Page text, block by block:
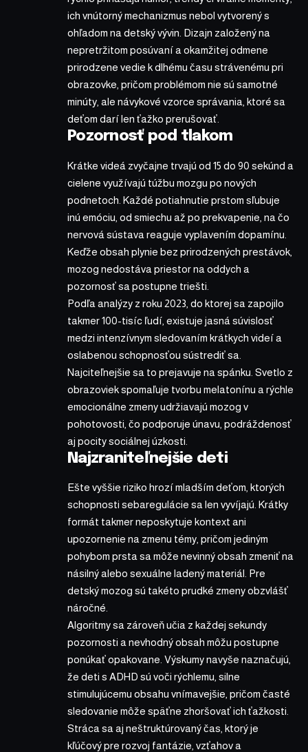
ich vnútorný mechanizmus nebol vytvorený s
ohľadom na detský vývin. Dizajn založený na
nepretržitom posúvaní a okamžitej odmene
prirodzene vedie k dlhému času strávenému pri
obrazovke, pričom problémom nie sú samotné
minúty, ale návykové vzorce správania, ktoré sa
deťom darí len ťažko prerušovať.
Pozornosť pod tlakom
Krátke videá zvyčajne trvajú od 15 do 90 sekúnd a
cielene využívajú túžbu mozgu po nových
podnetoch. Každé potiahnutie prstom sľubuje
inú emóciu, od smiechu až po prekvapenie, na čo
nervová sústava reaguje vyplavením dopamínu.
Keďže obsah plynie bez prirodzených prestávok,
mozog nedostáva priestor na oddych a
pozornosť sa postupne triešti.
Podľa analýzy z roku 2023, do ktorej sa zapojilo
takmer 100-tisíc ľudí, existuje jasná súvislosť
medzi intenzívnym sledovaním krátkych videí a
oslabenou schopnosťou sústrediť sa.
Najciteľnejšie sa to prejavuje na spánku. Svetlo z
obrazoviek spomaľuje tvorbu melatonínu a rýchle
emocionálne zmeny udržiavajú mozog v
pohotovosti, čo podporuje únavu, podráždenosť
aj pocity sociálnej úzkosti.
Najzraniteľnejšie deti
Ešte vyššie riziko hrozí mladším deťom, ktorých
schopnosti sebaregulácie sa len vyvíjajú. Krátky
formát takmer neposkytuje kontext ani
upozornenie na zmenu témy, pričom jediným
pohybom prsta sa môže nevinný obsah zmeniť na
násilný alebo sexuálne ladený materiál. Pre
detský mozog sú takéto prudké zmeny obzvlášť
náročné.
Algoritmy sa zároveň učia z každej sekundy
pozornosti a nevhodný obsah môžu postupne
ponúkať opakovane. Výskumy navyše naznačujú,
že deti s ADHD sú voči rýchlemu, silne
stimulujúcemu obsahu vnímavejšie, pričom časté
sledovanie môže späťne zhoršovať ich ťažkosti.
Stráca sa aj neštruktúrovaný čas, ktorý je
kľúčový pre rozvoj fantázie, vzťahov a